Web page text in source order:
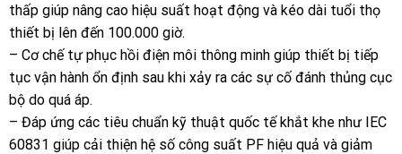
thấp giúp nâng cao hiệu suất hoạt động và kéo dài tuổi thọ
thiết bị lên đến 100.000 giờ.
– Cơ chế tự phục hồi điện môi thông minh giúp thiết bị tiếp
tục vận hành ổn định sau khi xảy ra các sự cố đánh thủng cục
bộ do quá áp.
– Đáp ứng các tiêu chuẩn kỹ thuật quốc tế khắt khe như IEC
60831 giúp cải thiện hệ số công suất PF hiệu quả và giảm